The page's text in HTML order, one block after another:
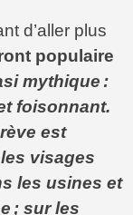
d’aller plus
populaire
mythique :
foisonnant.
est
visages
les usines et
; sur les